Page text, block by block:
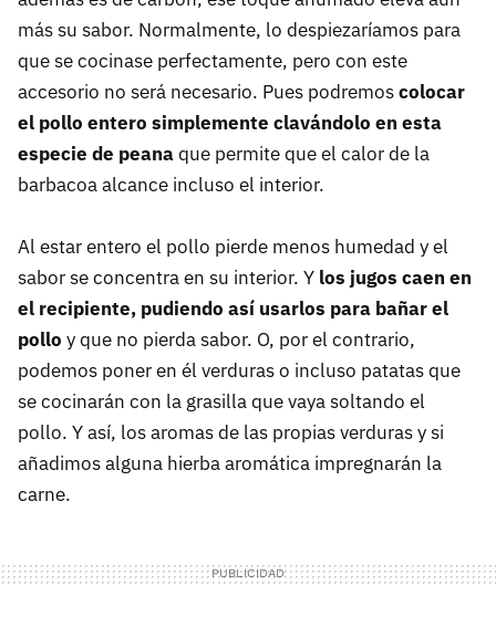
más su sabor. Normalmente, lo despiezaríamos para
que se cocinase perfectamente, pero con este
accesorio no será necesario. Pues podremoscolocar
el pollo entero simplemente clavándolo en esta
especie de peanaque permite que el calor de la
barbacoa alcance incluso el interior.
Al estar entero el pollo pierde menos humedad y el
sabor se concentra en su interior. Y los jugos caen en
el recipiente, pudiendo así usarlos para bañar el
pollo y que no pierda sabor. O, por el contrario,
podemos poner en él verduras o incluso patatas que
se cocinarán con la grasilla que vaya soltando el
pollo. Y así, los aromas de las propias verduras y si
añadimos alguna hierba aromática impregnarán la
carne.